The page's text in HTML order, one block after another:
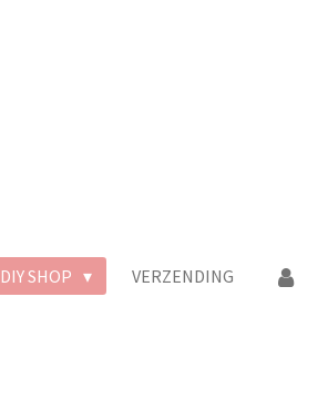
DIY SHOP VERZENDING